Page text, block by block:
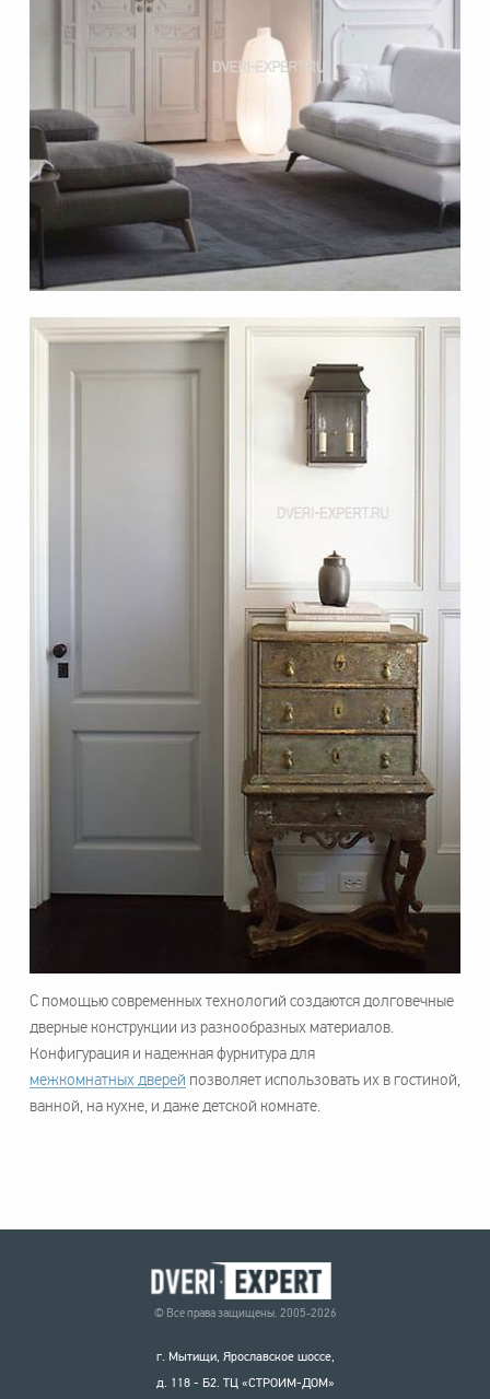
С помощью современных технологий создаются долговечные
дверные конструкции из разнообразных материалов.
Конфигурация и надежная фурнитура для
межкомнатных дверей позволяет использовать их в гостиной,
ванной, на кухне, и даже детской комнате.
© Все права защищены. 2005-2026
г. Мытищи, Ярославское шоссе,
д. 118 - Б2. ТЦ «СТРОИМ-ДОМ»